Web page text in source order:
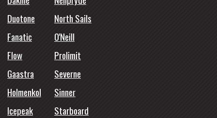
Duotone
North Sails
Fanatic
O'Neill
Flow
Prolimit
Gaastra
Severne
Holmenkol
Sinner
Icepeak
Starboard